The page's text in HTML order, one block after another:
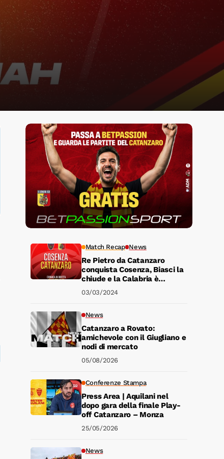
Match Recap News
Re Pietro da Catanzaro
conquista Cosenza, Biasci la
chiude e la Calabria è
sempre giallorossa
03/03/2024
News
Catanzaro a Rovato:
amichevole con il Giugliano e
nodi di mercato
05/08/2026
Conferenze Stampa
Press Area | Aquilani nel
dopo gara della finale Play-
off Catanzaro – Monza
25/05/2026
News